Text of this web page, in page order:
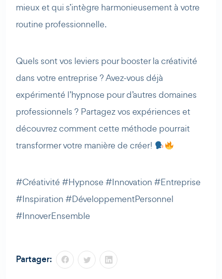
mieux et qui s’intègre harmonieusement à votre
routine professionnelle.
Quels sont vos leviers pour booster la créativité
dans votre entreprise ? Avez-vous déjà
expérimenté l’hypnose pour d’autres domaines
professionnels ? Partagez vos expériences et
découvrez comment cette méthode pourrait
transformer votre manière de créer!
#Créativité #Hypnose #Innovation #Entreprise
#Inspiration #DéveloppementPersonnel
#InnoverEnsemble
Partager: